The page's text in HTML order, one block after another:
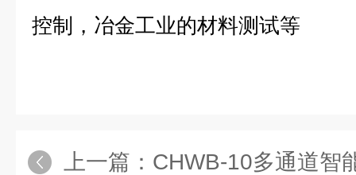
控制，冶金工业的材料测试等
上一篇： CHWB-10多通道智能